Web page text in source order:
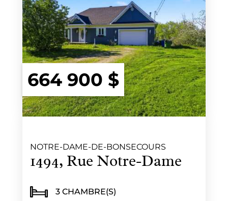
664 900 $
NOTRE-DAME-DE-BONSECOURS
1494, Rue Notre-Dame
3 CHAMBRE(S)